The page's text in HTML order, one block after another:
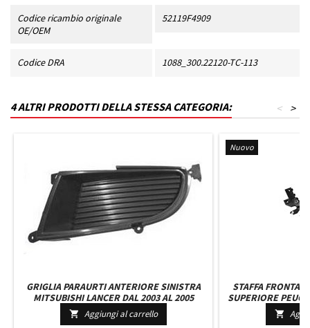
Codice ricambio originale
OE/OEM
52119F4909
Codice DRA 1088_300.22120-TC-113
4 ALTRI PRODOTTI DELLA STESSA CATEGORIA: >
<
GRIGLIA PARAURTI ANTERIORE SINISTRA
MITSUBISHI LANCER DAL 2003 AL 2005
 Aggiungi al carrello
Nuovo
STAFFA
SUPERIORE
